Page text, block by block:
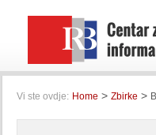
Vi ste ovdje: Home > Zbirke >